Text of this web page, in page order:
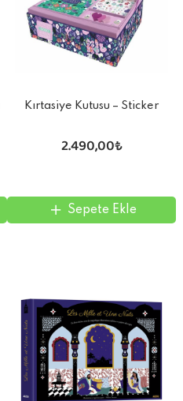
Kırtasiye Kutusu – Sticker
2.490,00₺
Sepete Ekle